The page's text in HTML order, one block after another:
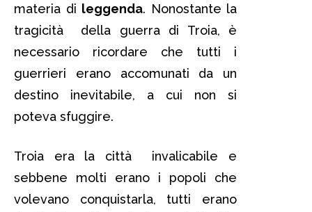
materia di leggenda. Nonostante la
tragicità della guerra di Troia, è
necessario ricordare che tutti i
guerrieri erano accomunati da un
destino inevitabile, a cui non si
poteva sfuggire.
Troia era la città invalicabile e
sebbene molti erano i popoli che
volevano conquistarla, tutti erano